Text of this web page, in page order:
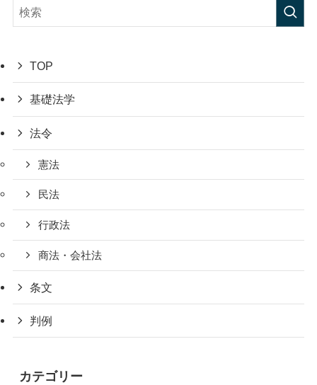
TOP
基礎法学
法令
憲法
民法
行政法
商法・会社法
条文
判例
カテゴリー